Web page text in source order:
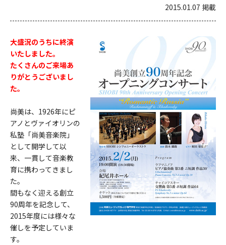
2015.01.07 掲載
大盛況のうちに終演
いたしました。
たくさんのご来場あ
りがとうございまし
た。
尚美は、1926年にピ
アノとヴァイオリンの
私塾「尚美音楽院」
として開学して以
来、一貫して音楽教
育に携わってきまし
た。
間もなく迎える創立
90周年を記念して、
2015年度には様々な
催しを予定していま
す。